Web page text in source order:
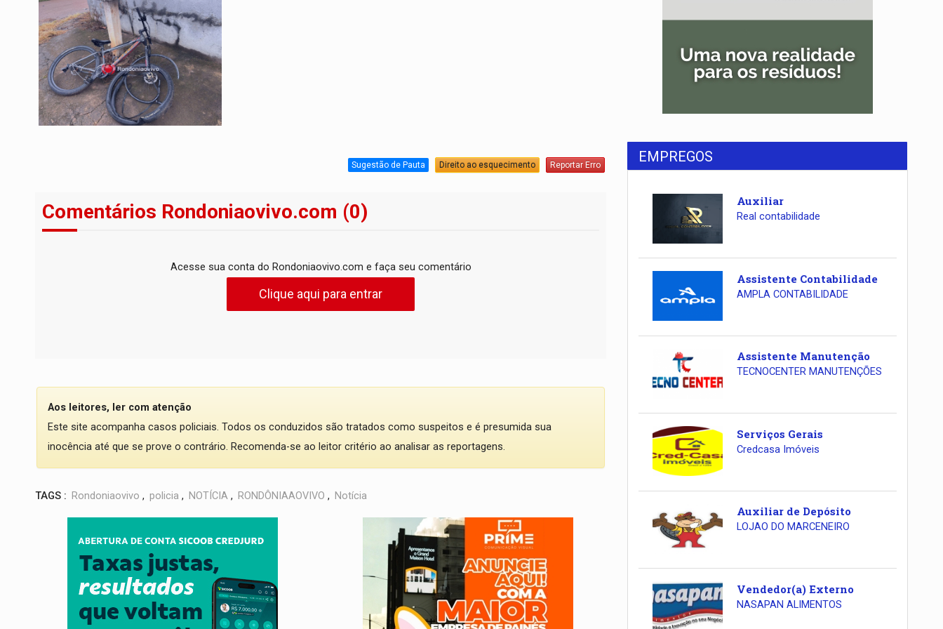
Sugestão de Pauta Direito ao esquecimento Reportar Erro
Comentários Rondoniaovivo.com (0)
Acesse sua conta do Rondoniaovivo.com e faça seu comentário
Clique aqui para entrar
Aos leitores, ler com atenção
Este site acompanha casos policiais. Todos os conduzidos são tratados como suspeitos e é presumida sua
inocência até que se prove o contrário. Recomenda-se ao leitor critério ao analisar as reportagens.
TAGS : Rondoniaovivo , policia , NOTÍCIA , RONDÔNIAAOVIVO , Notícia
EMPREGOS
Auxiliar
Real contabilidade
Assistente Contabilidade
AMPLA CONTABILIDADE
Assistente Manutenção
TECNOCENTER MANUTENÇÕES
Serviços Gerais
Credcasa Imóveis
Auxiliar de Depósito
LOJAO DO MARCENEIRO
Vendedor(a) Externo
NASAPAN ALIMENTOS